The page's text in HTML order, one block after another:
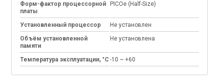
Форм-фактор процессорной
платы
PICOe (Half-Size)
Установленный процессор
Не установлен
Объём установленной
памяти
Не установлена
Температура эксплуатации, °C -10 ~ +60